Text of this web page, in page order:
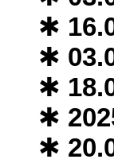
✱
✱
✱
✱
✱